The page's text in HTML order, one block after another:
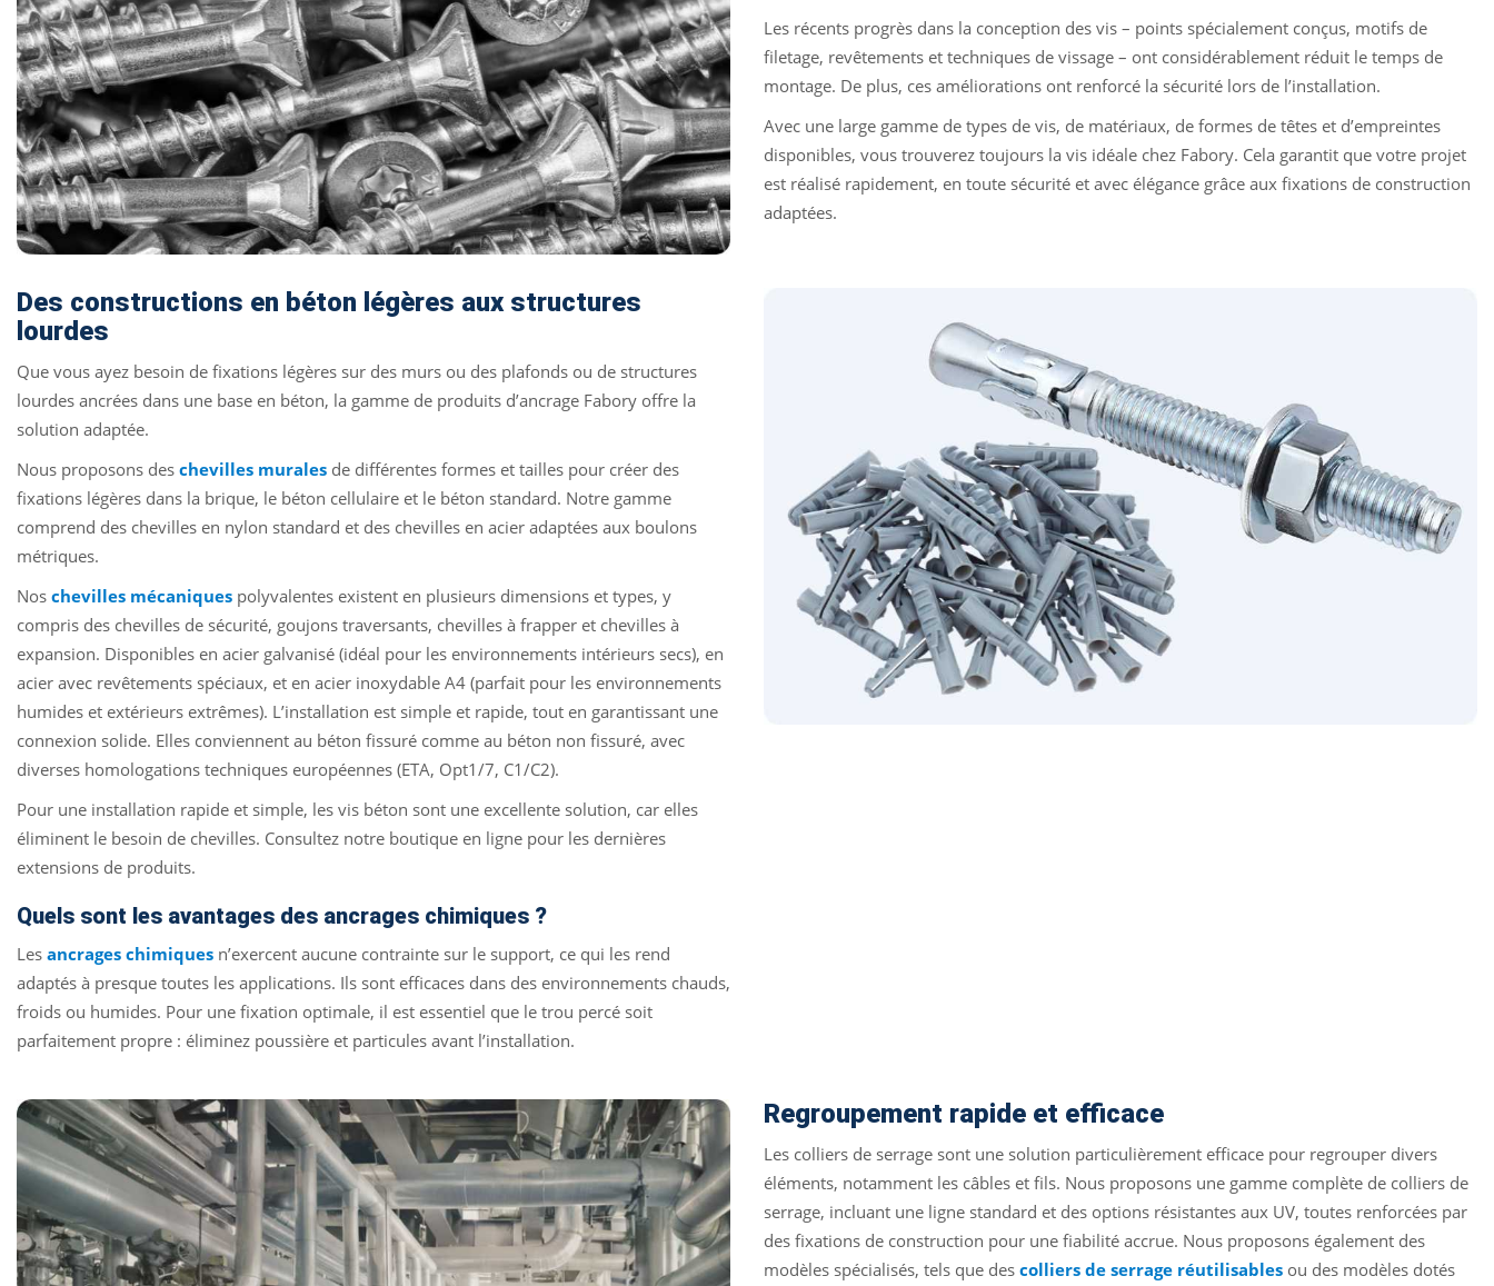
Les récents progrès dans la conception des vis – points spécialement conçus, motifs de
filetage, revêtements et techniques de vissage – ont considérablement réduit le temps de
montage. De plus, ces améliorations ont renforcé la sécurité lors de l’installation.
Avec une large gamme de types de vis, de matériaux, de formes de têtes et d’empreintes
disponibles, vous trouverez toujours la vis idéale chez Fabory. Cela garantit que votre projet
est réalisé rapidement, en toute sécurité et avec élégance grâce aux fixations de construction
adaptées.
Des constructions en béton légères aux structures
lourdes
Que vous ayez besoin de fixations légères sur des murs ou des plafonds ou de structures
lourdes ancrées dans une base en béton, la gamme de produits d’ancrage Fabory offre la
solution adaptée.
Nous proposons des chevilles murales de différentes formes et tailles pour créer des
fixations légères dans la brique, le béton cellulaire et le béton standard. Notre gamme
comprend des chevilles en nylon standard et des chevilles en acier adaptées aux boulons
métriques.
Nos chevilles mécaniques polyvalentes existent en plusieurs dimensions et types, y
compris des chevilles de sécurité, goujons traversants, chevilles à frapper et chevilles à
expansion. Disponibles en acier galvanisé (idéal pour les environnements intérieurs secs), en
acier avec revêtements spéciaux, et en acier inoxydable A4 (parfait pour les environnements
humides et extérieurs extrêmes). L’installation est simple et rapide, tout en garantissant une
connexion solide. Elles conviennent au béton fissuré comme au béton non fissuré, avec
diverses homologations techniques européennes (ETA, Opt1/7, C1/C2).
Pour une installation rapide et simple, les vis béton sont une excellente solution, car elles
éliminent le besoin de chevilles. Consultez notre boutique en ligne pour les dernières
extensions de produits.
Quels sont les avantages des ancrages chimiques ?
Les ancrages chimiques n’exercent aucune contrainte sur le support, ce qui les rend
adaptés à presque toutes les applications. Ils sont efficaces dans des environnements chauds,
froids ou humides. Pour une fixation optimale, il est essentiel que le trou percé soit
parfaitement propre : éliminez poussière et particules avant l’installation.
Regroupement rapide et efficace
Les colliers de serrage sont une solution particulièrement efficace pour regrouper divers
éléments, notamment les câbles et fils. Nous proposons une gamme complète de colliers de
serrage, incluant une ligne standard et des options résistantes aux UV, toutes renforcées par
des fixations de construction pour une fiabilité accrue. Nous proposons également des
modèles spécialisés, tels que des colliers de serrage réutilisables ou des modèles dotés